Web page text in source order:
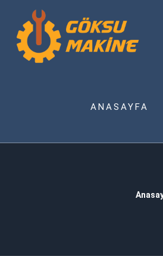
ANASAYFA